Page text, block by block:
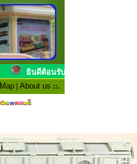
ยินดีต้อนรับสมาชิก
Map | About us ::.